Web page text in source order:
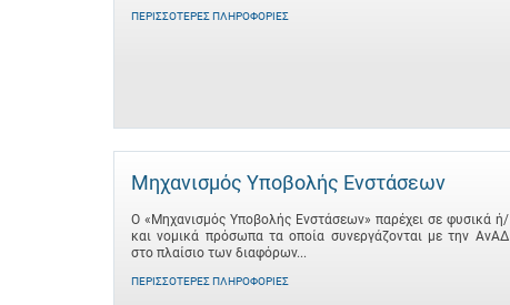
ΠΕΡΙΣΣΌΤΕΡΕΣ ΠΛΗΡΟΦΟΡΊΕΣ
Μηχανισμός Υποβολής Ενστάσεων
Ο «Μηχανισμός Υποβολής Ενστάσεων» παρέχει σε φυσικά ή/
και νομικά πρόσωπα τα οποία συνεργάζονται με την ΑνΑΔ
στο πλαίσιο των διαφόρων...
ΠΕΡΙΣΣΌΤΕΡΕΣ ΠΛΗΡΟΦΟΡΊΕΣ